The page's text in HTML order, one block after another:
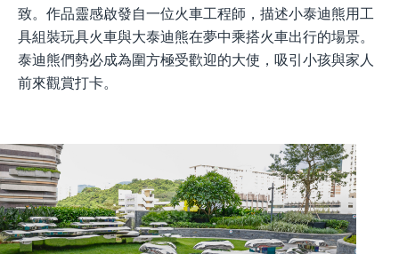
致。作品靈感啟發自一位火車工程師，描述小泰迪熊用工
具組裝玩具火車與大泰迪熊在夢中乘搭火車出行的場景。
泰迪熊們勢必成為圍方極受歡迎的大使，吸引小孩與家人
前來觀賞打卡。